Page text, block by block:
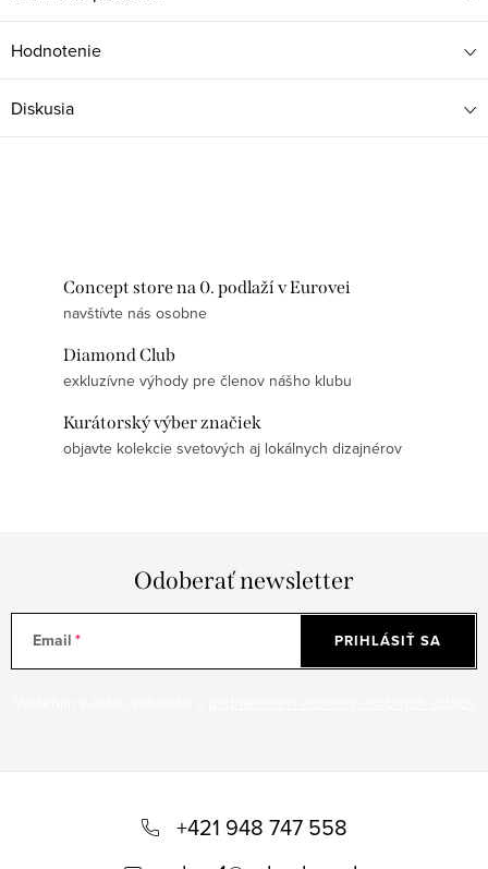
Hodnotenie
Diskusia
Concept store na 0. podlaží v Eurovei
navštívte nás osobne
Diamond Club
exkluzívne výhody pre členov nášho klubu
Kurátorský výber značiek
objavte kolekcie svetových aj lokálnych dizajnérov
Odoberať newsletter
Email PRIHLÁSIŤ SA
+421 948 747 558